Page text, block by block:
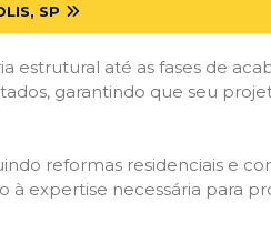
SP
estrutural até as fases de
garantindo que seu
reformas residenciais e
à expertise necessária para